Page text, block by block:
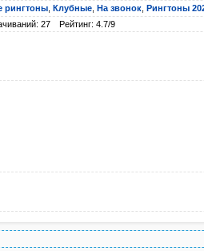
рингтоны Клубные На звонок Рингтоны
27
Рейтинг: 4.7/9